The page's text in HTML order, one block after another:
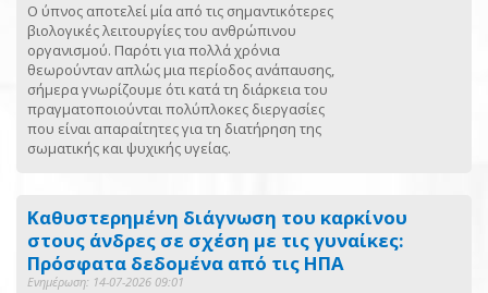
Ο ύπνος αποτελεί μία από τις σημαντικότερες
βιολογικές λειτουργίες του ανθρώπινου
οργανισμού. Παρότι για πολλά χρόνια
θεωρούνταν απλώς μια περίοδος ανάπαυσης,
σήμερα γνωρίζουμε ότι κατά τη διάρκεια του
πραγματοποιούνται πολύπλοκες διεργασίες
που είναι απαραίτητες για τη διατήρηση της
σωματικής και ψυχικής υγείας.
Καθυστερημένη διάγνωση του καρκίνου
στους άνδρες σε σχέση με τις γυναίκες:
Πρόσφατα δεδομένα από τις ΗΠΑ
Ενημέρωση: 14-07-2026 09:01